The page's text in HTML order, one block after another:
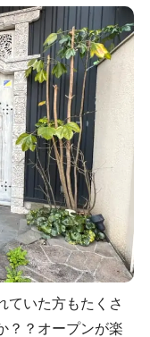
ていた方もたくさ
？？オープンが楽